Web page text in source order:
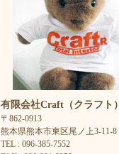
有限会社Craft（クラフト）
〒862-0913
熊本県熊本市東区尾ノ上3-11-8
TEL : 096-385-7552